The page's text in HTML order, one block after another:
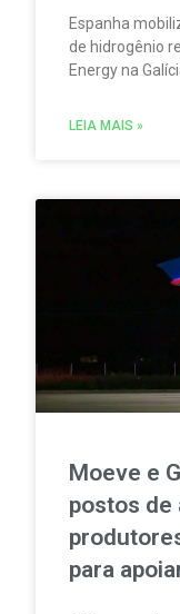
Espanha
de hidrogênio
Energy na
LEIA MAIS »
Moeve e
postos de
para